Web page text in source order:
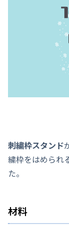
刺繍枠スタンド
繍枠をはめられ
た。
材料